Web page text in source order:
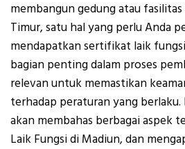
membangun gedung atau
Timur, satu hal yang perlu Anda
mendapatkan sertifikat laik
bagian penting dalam proses
relevan untuk memastikan
terhadap peraturan yang
akan membahas berbagai aspek
Laik Fungsi di Madiun, dan